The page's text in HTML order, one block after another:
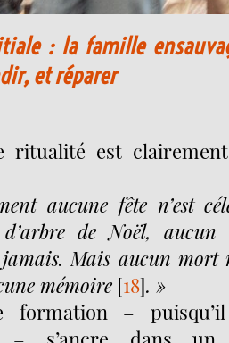
: la famille
et réparer
ritualité est
aucune fête n’est
de Noël, aucun
Mais aucun mort
mémoire [18]. »
–